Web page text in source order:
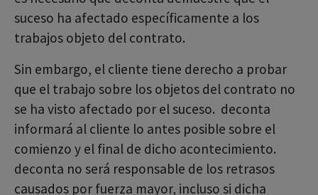
suceso ha afectado específicamente a los
trabajos objeto del contrato.
Sin embargo, el cliente tiene derecho a probar
que el trabajo sobre los objetos del contrato no
se ha visto afectado por el suceso. deconta
informará al cliente lo antes posible sobre el
comienzo y el final de dicho acontecimiento.
deconta no será responsable de los retrasos
causados por fuerza mayor, incluso si dicha